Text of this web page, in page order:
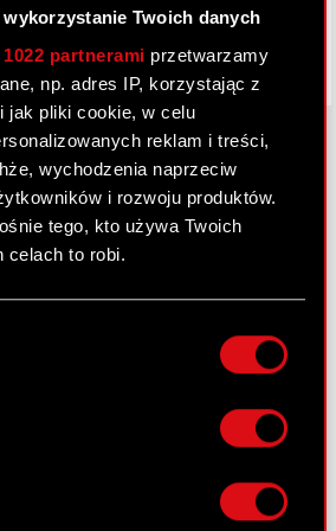
Twoich danych
partnerami przetwarzamy
np. adres IP, korzystając z
jak pliki cookie, w celu
reklam i treści,
wychodzenia naprzeciw
i rozwoju produktów.
tego, kto używa Twoich
celach to robi.
dane dotyczące Twojej
z dokładnością nawet
Twoje urządzenie, aktywnie
je zbiory